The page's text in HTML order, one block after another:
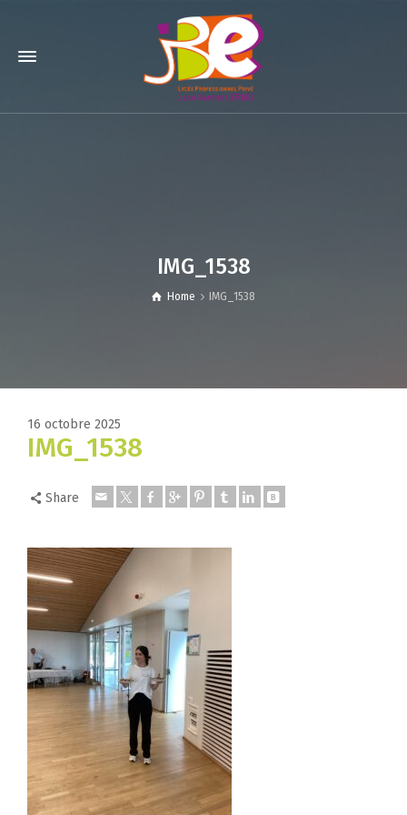
IMG_1538
Home IMG_1538
16 octobre 2025
IMG_1538
Share